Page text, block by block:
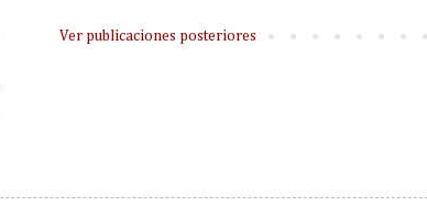
Ver publicaciones posteriores